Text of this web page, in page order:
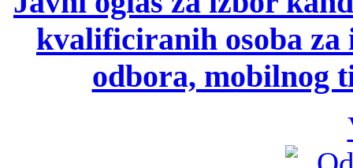
kvalificiranih osoba
odbora, mobilnog